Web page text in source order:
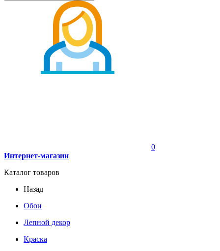
0
Интернет-магазин
Каталог товаров
Назад
Обои
Лепной декор
Краска